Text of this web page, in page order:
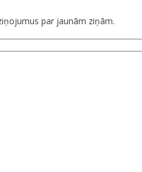
par jaunām ziņām.